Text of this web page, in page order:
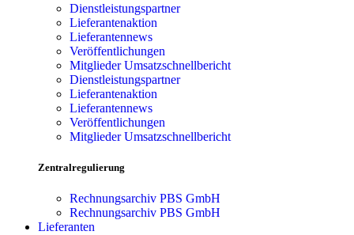
Dienstleistungspartner
Lieferantenaktion
Lieferantennews
Veröffentlichungen
Mitglieder Umsatzschnellbericht
Dienstleistungspartner
Lieferantenaktion
Lieferantennews
Veröffentlichungen
Mitglieder Umsatzschnellbericht
Zentralregulierung
Rechnungsarchiv PBS GmbH
Rechnungsarchiv PBS GmbH
Lieferanten